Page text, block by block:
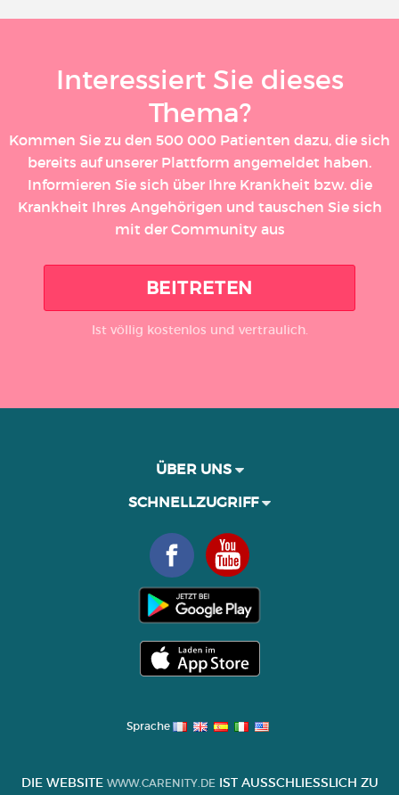
Interessiert Sie dieses
Thema?
Kommen Sie zu den 500 000 Patienten dazu, die sich
bereits auf unserer Plattform angemeldet haben.
Informieren Sie sich über Ihre Krankheit bzw. die
Krankheit Ihres Angehörigen und tauschen Sie sich
mit der Community aus
BEITRETEN
Ist völlig kostenlos und vertraulich.
ÜBER UNS
SCHNELLZUGRIFF
Sprache
DIE WEBSITE WWW.CARENITY.DEIST AUSSCHLIESSLICH ZU I